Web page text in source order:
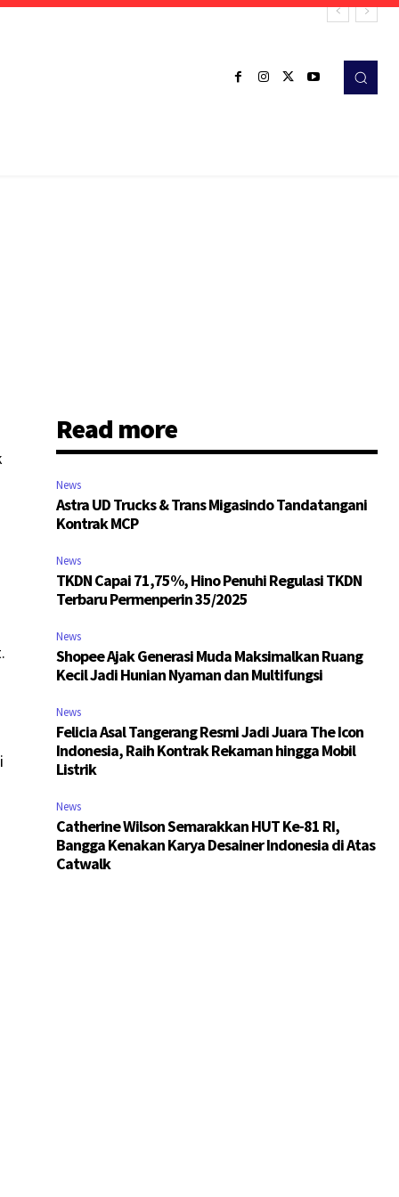
Read more
News
Astra UD Trucks & Trans Migasindo Tandatangani
Kontrak MCP
News
TKDN Capai 71,75%, Hino Penuhi Regulasi TKDN
Terbaru Permenperin 35/2025
News
Shopee Ajak Generasi Muda Maksimalkan Ruang
Kecil Jadi Hunian Nyaman dan Multifungsi
News
Felicia Asal Tangerang Resmi Jadi Juara The Icon
Indonesia, Raih Kontrak Rekaman hingga Mobil
Listrik
News
Catherine Wilson Semarakkan HUT Ke-81 RI,
Bangga Kenakan Karya Desainer Indonesia di Atas
Catwalk